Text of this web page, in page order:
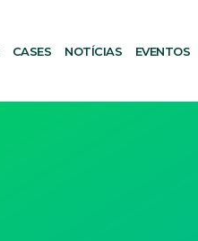
CASES NOTÍCIAS EVENTOS